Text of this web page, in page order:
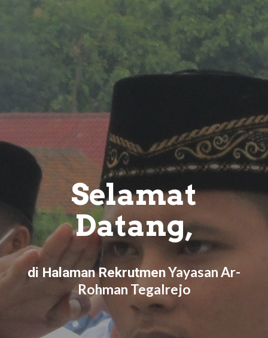
Selamat
Datang,
di Halaman RekrutmenYayasan Ar-
Rohman Tegalrejo